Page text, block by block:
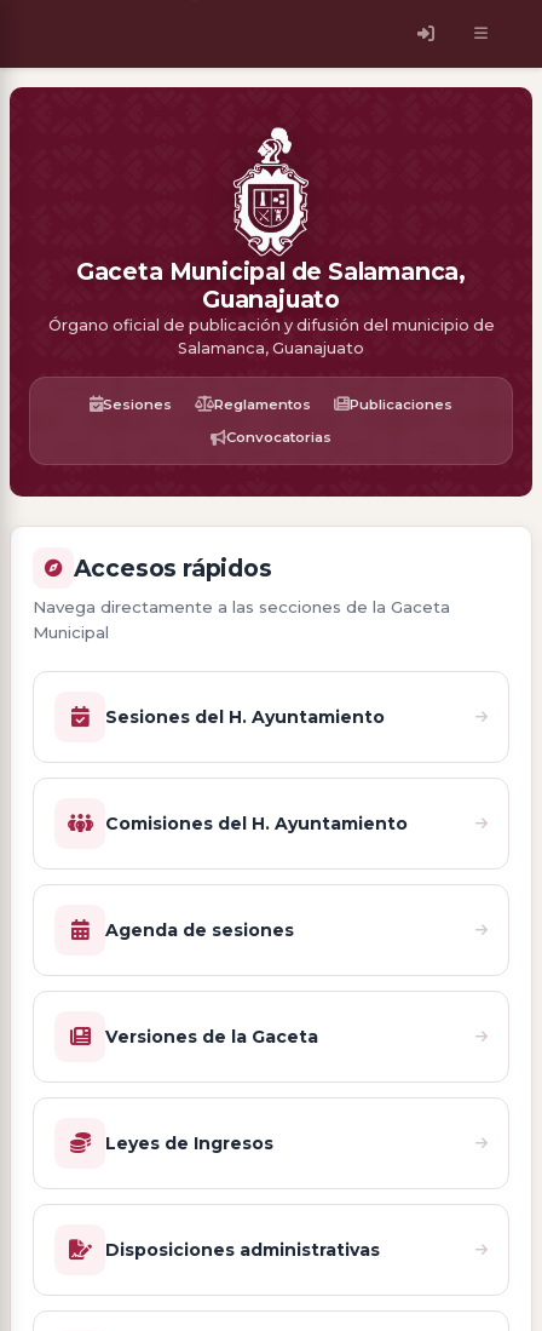
Gaceta Municipal de Salamanca,
Guanajuato
Órgano oficial de publicación y difusión del municipio de
Salamanca, Guanajuato
Sesiones Reglamentos
Publicaciones
Convocatorias
Accesos rápidos
Navega directamente a las secciones de la Gaceta
Municipal
Sesiones del H. Ayuntamiento
Comisiones del H. Ayuntamiento
Agenda de sesiones
Versiones de la Gaceta
Leyes de Ingresos
Disposiciones administrativas